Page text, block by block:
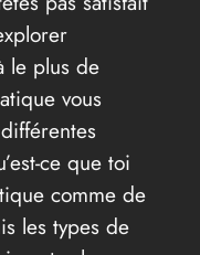
le plus de
vous
ce que toi
comme de
les types de